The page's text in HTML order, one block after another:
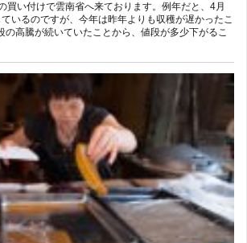
買い付けで雲南省へ来ております。例年だと、4月
いるのですが、今年は昨年よりも収穫が遅かったこ
の高騰が続いていたことから、値段が多少下がるこ